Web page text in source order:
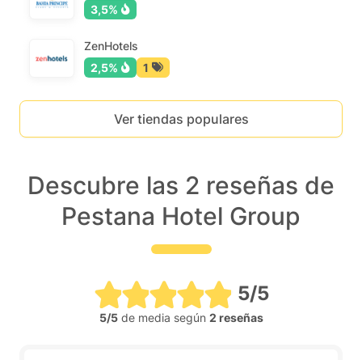
3,5%
ZenHotels
2,5%
1
Ver tiendas populares
Descubre las 2 reseñas de
Pestana Hotel Group
5/5
5/5de media según 2 reseñas